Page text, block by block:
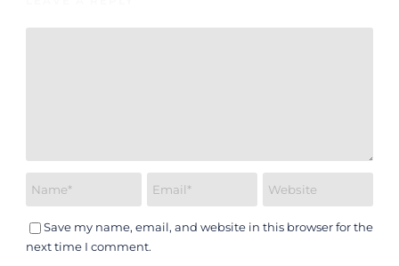
Save my name, email, and website in this browser for the
next time I comment.